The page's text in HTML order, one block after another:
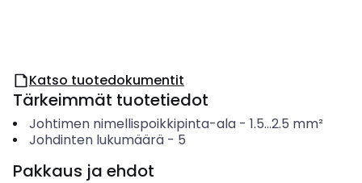
Katso tuotedokumentit
Tärkeimmät tuotetiedot
Johtimen nimellispoikkipinta-ala- 1.5...2.5 mm²
Johdinten lukumäärä- 5
Pakkaus ja ehdot